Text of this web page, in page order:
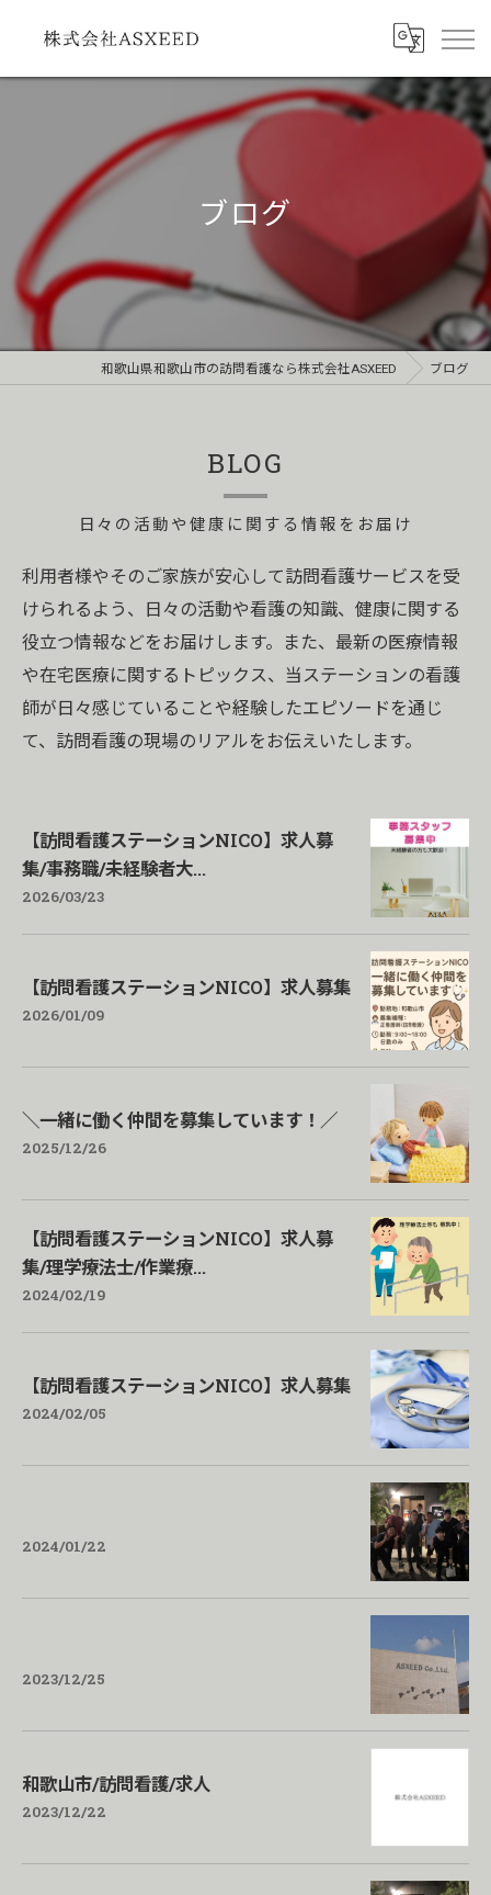
ブログ
和歌山県和歌山市の訪問看護なら株式会社ASXEED ブログ
BLOG
日々の活動や健康に関する情報をお届け
利用者様やそのご家族が安心して訪問看護サービスを受
けられるよう、日々の活動や看護の知識、健康に関する
役立つ情報などをお届けします。また、最新の医療情報
や在宅医療に関するトピックス、当ステーションの看護
師が日々感じていることや経験したエピソードを通じ
て、訪問看護の現場のリアルをお伝えいたします。
【訪問看護ステーションNICO】求人募
集/事務職/未経験者大...
2026/03/23
【訪問看護ステーションNICO】求人募集
2026/01/09
＼一緒に働く仲間を募集しています！／
2025/12/26
【訪問看護ステーションNICO】求人募
集/理学療法士/作業療...
2024/02/19
【訪問看護ステーションNICO】求人募集
2024/02/05
2024/01/22
2023/12/25
和歌山市/訪問看護/求人
2023/12/22